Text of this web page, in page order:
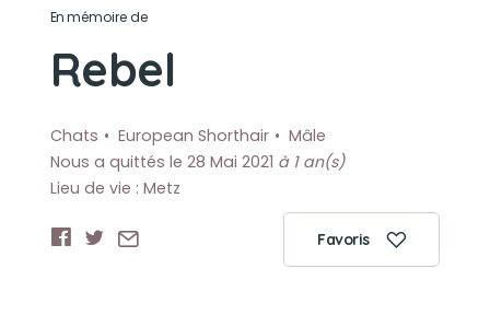
En mémoire de
Rebel
Chats European Shorthair
Mâle
Nous a quittés le 28 Mai 2021 à 1 an(s)
Lieu de vie : Metz
Favoris